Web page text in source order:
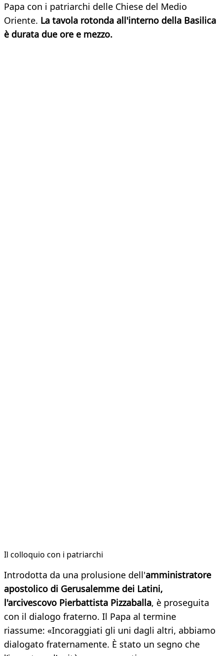
Papa con i patriarchi delle Chiese del Medio
Oriente. La tavola rotonda all'interno della Basilica
è durata due ore e mezzo.
Il colloquio con i patriarchi
Introdotta da una prolusione dell'amministratore
apostolico di Gerusalemme dei Latini,
l'arcivescovo Pierbattista Pizzaballa, è proseguita
con il dialogo fraterno. Il Papa al termine
riassume: «Incoraggiati gli uni dagli altri, abbiamo
dialogato fraternamente. È stato un segno che